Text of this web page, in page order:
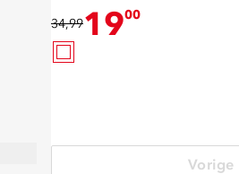
34,991900
Vorige